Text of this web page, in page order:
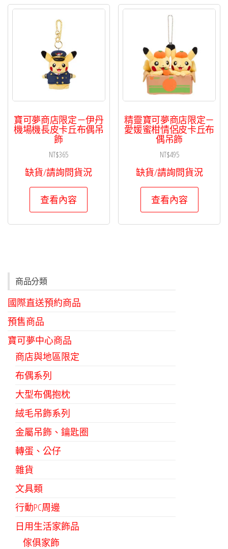
寶可夢商店限定－伊丹
機場機長皮卡丘布偶吊
飾
NT$365
缺貨/請詢問貨況
查看內容
精靈寶可夢商店限定－
愛媛蜜柑情侶皮卡丘布
偶吊飾
NT$495
缺貨/請詢問貨況
查看內容
商品分類
國際直送預約商品
預售商品
寶可夢中心商品
商店與地區限定
布偶系列
大型布偶抱枕
絨毛吊飾系列
金屬吊飾、鑰匙圈
轉蛋、公仔
雜貨
文具類
行動PC周邊
日用生活家飾品
傢俱家飾